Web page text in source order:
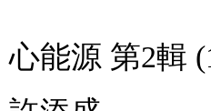
心能源 第2輯